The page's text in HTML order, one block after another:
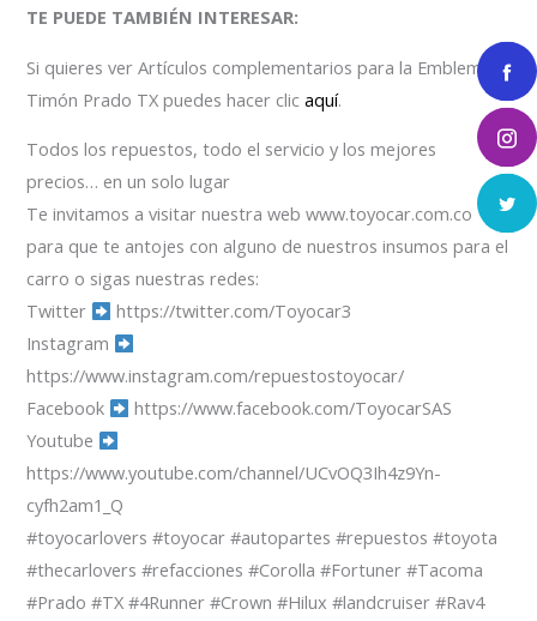
TE PUEDE TAMBIÉN INTERESAR:
Si quieres ver Artículos complementarios para la Emblema
Timón Prado TX puedes hacer clicaquí.
Todos los repuestos, todo el servicio y los mejores
precios… en un solo lugar
Te invitamos a visitar nuestra web www.toyocar.com.co
para que te antojes con alguno de nuestros insumos para el
carro o sigas nuestras redes:
Twitter
https://twitter.com/Toyocar3
Instagram
https://www.instagram.com/repuestostoyocar/
Facebook
https://www.facebook.com/ToyocarSAS
Youtube
https://www.youtube.com/channel/UCvOQ3Ih4z9Yn-
cyfh2am1_Q
#toyocarlovers #toyocar #autopartes #repuestos #toyota
#thecarlovers #refacciones #Corolla #Fortuner #Tacoma
#Prado #TX #4Runner #Crown #Hilux #landcruiser #Rav4